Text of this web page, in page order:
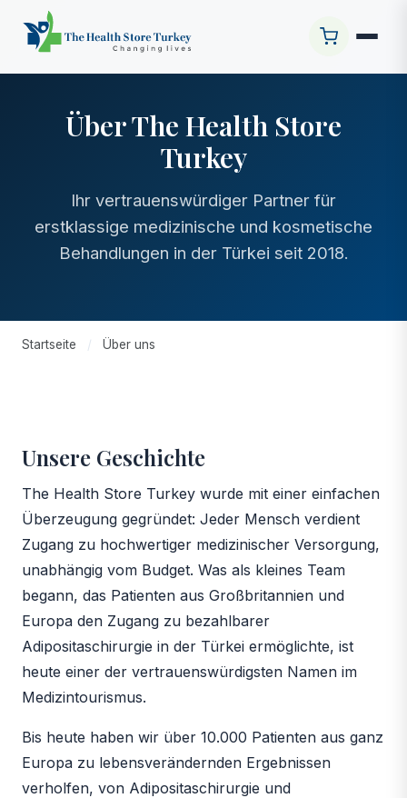
Über The Health Store
Turkey
Ihr vertrauenswürdiger Partner für
erstklassige medizinische und kosmetische
Behandlungen in der Türkei seit 2018.
Startseite / Über uns
Unsere Geschichte
The Health Store Turkey wurde mit einer einfachen
Überzeugung gegründet: Jeder Mensch verdient
Zugang zu hochwertiger medizinischer Versorgung,
unabhängig vom Budget. Was als kleines Team
begann, das Patienten aus Großbritannien und
Europa den Zugang zu bezahlbarer
Adipositaschirurgie in der Türkei ermöglichte, ist
heute einer der vertrauenswürdigsten Namen im
Medizintourismus.
Bis heute haben wir über 10.000 Patienten aus ganz
Europa zu lebensverändernden Ergebnissen
verholfen, von Adipositaschirurgie und